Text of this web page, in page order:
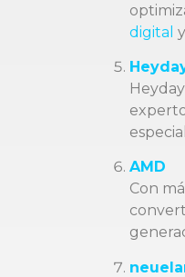
digital y
AMD
Con